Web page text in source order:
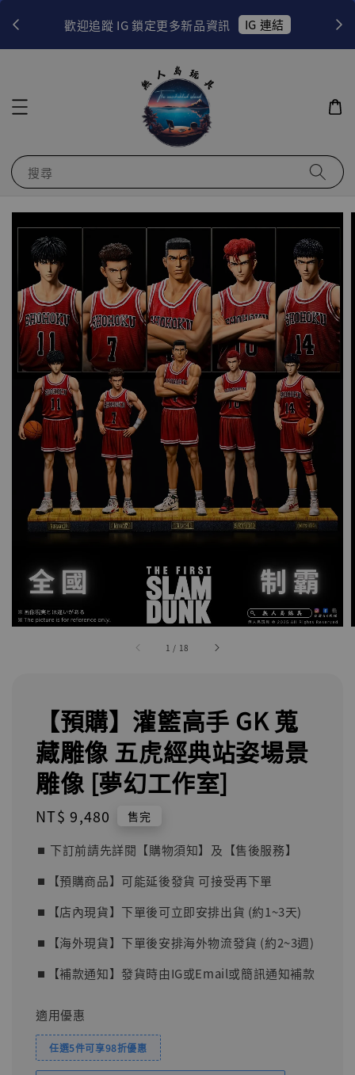
歡迎追蹤 IG 鎖定更多新品資訊 IG 連結
搜尋
1 / 18
【預購】灌籃高手 GK 蒐
藏雕像 五虎經典站姿場景
雕像 [夢幻工作室]
Regular
NT$ 9,480 售完
⏹︎ 下訂前請先詳閱【購物須知】及【售後服務】
⏹︎【預購商品】可能延後發貨 可接受再下單
⏹︎【店內現貨】下單後可立即安排出貨 (約1~3天)
⏹︎【海外現貨】下單後安排海外物流發貨 (約2~3週)
⏹︎【補款通知】發貨時由IG或Email或簡訊通知補款
適用優惠
任選5件可享98折優惠